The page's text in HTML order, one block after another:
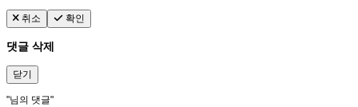
취소 확인
댓글 삭제
닫기
"님의 댓글"